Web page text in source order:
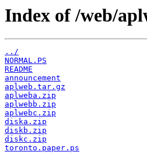
Index of /web/
../
NORMAL.PS
README
announcement
aplweb.tar.gz
aplweba.zip
aplwebb.zip
aplwebc.zip
diska.zip
diskb.zip
diskc.zip
toronto.paper.ps